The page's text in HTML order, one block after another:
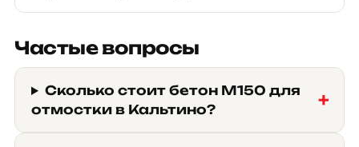
Частые вопросы
Сколько стоит бетон М150 для
отмостки в Кальтино?